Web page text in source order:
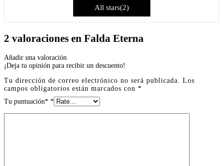
All stars(2)
2 valoraciones en Falda Eterna
Añadir una valoración
¡Deja tu opinión para recibir un descuento!
Tu dirección de correo electrónico no será publicada.
Los
campos obligatorios están marcados con *
Tu puntuación* *